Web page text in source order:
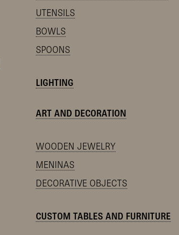
UTENSILS
BOWLS
SPOONS
LIGHTING
ART AND DECORATION
WOODEN JEWELRY
MENINAS
DECORATIVE OBJECTS
CUSTOM TABLES AND FURNITURE